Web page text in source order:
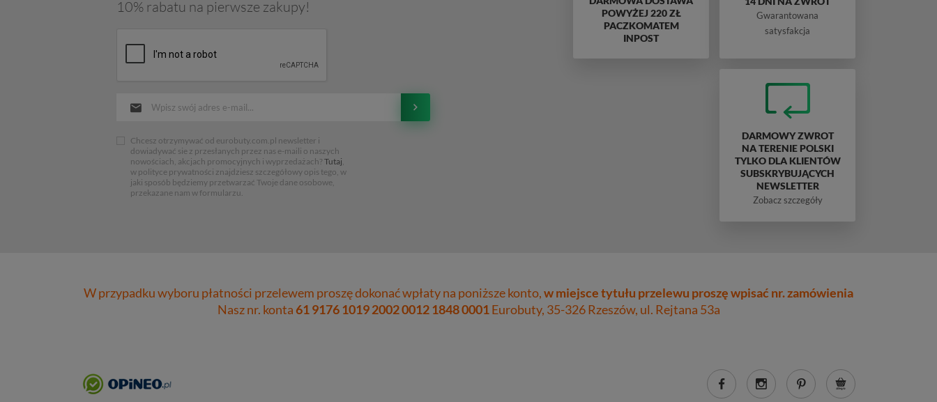
10% rabatu na pierwsze zakupy!
Chcesz otrzymywać od eurobuty.com.pl newsletter i
dowiadywać sie z przesłanych przez nas e-maili o naszych
nowościach, akcjach promocyjnych i wyprzedażach? Tutaj,
w polityce prywatności znajdziesz szczegółowy opis tego, w
jaki sposób będziemy przetwarzać Twoje dane osobowe,
przekazane nam w formularzu.
POWYŻEJ 220 ZŁ
PACZKOMATEM
INPOST
Gwarantowana
satysfakcja
DARMOWY ZWROT
NA TERENIE POLSKI
TYLKO DLA KLIENTÓW
SUBSKRYBUJĄCYCH
NEWSLETTER
Zobacz szczegóły
W przypadku wyboru płatności przelewem proszę dokonać wpłaty na poniższe konto,w miejsce tytułu przelewu proszę wpisać nr. zamówienia
Nasz nr. konta61 9176 1019 2002 0012 1848 0001Eurobuty, 35-326 Rzeszów, ul. Rejtana 53a